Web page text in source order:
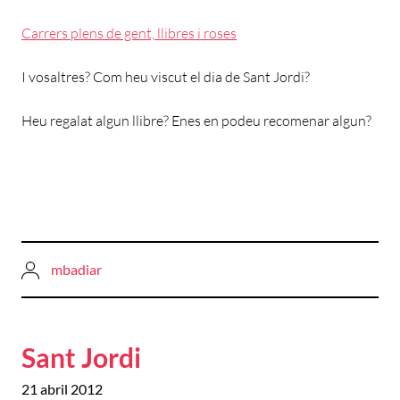
Carrers plens de gent, llibres i roses
I vosaltres? Com heu viscut el dia de Sant Jordi?
Heu regalat algun llibre? Enes en podeu recomenar algun?
mbadiar
Sant Jordi
21 abril 2012